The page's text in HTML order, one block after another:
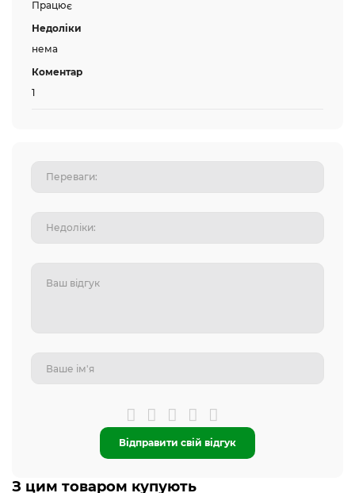
Працює
Недоліки
нема
Коментар
1
Відправити свій відгук
З цим товаром купують